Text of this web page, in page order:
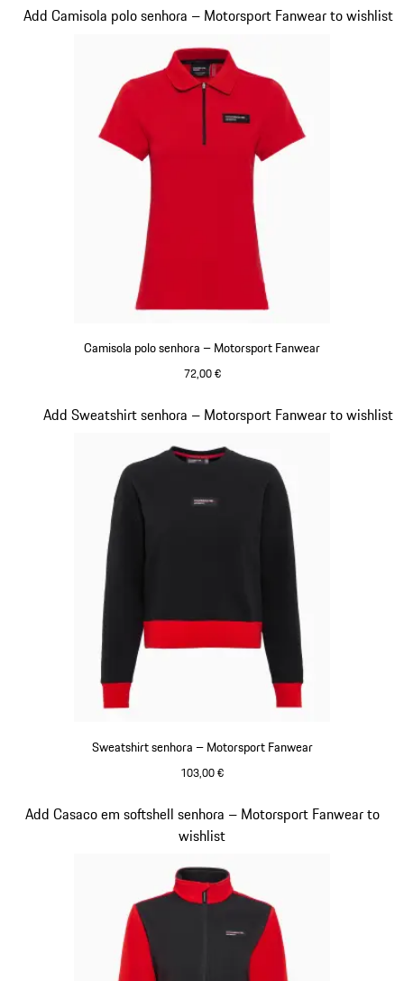
Camisola polo senhora – Motorsport Fanwear
72,00 €
Add Camisola polo senhora – Motorsport Fanwear to wishlist
Diapositivo 16 de 20
Sweatshirt senhora – Motorsport Fanwear
103,00 €
Add Sweatshirt senhora – Motorsport Fanwear to wishlist
Diapositivo 17 de 20
Add Casaco em softshell senhora – Motorsport Fanwear to
wishlist
Diapositivo 18 de 20